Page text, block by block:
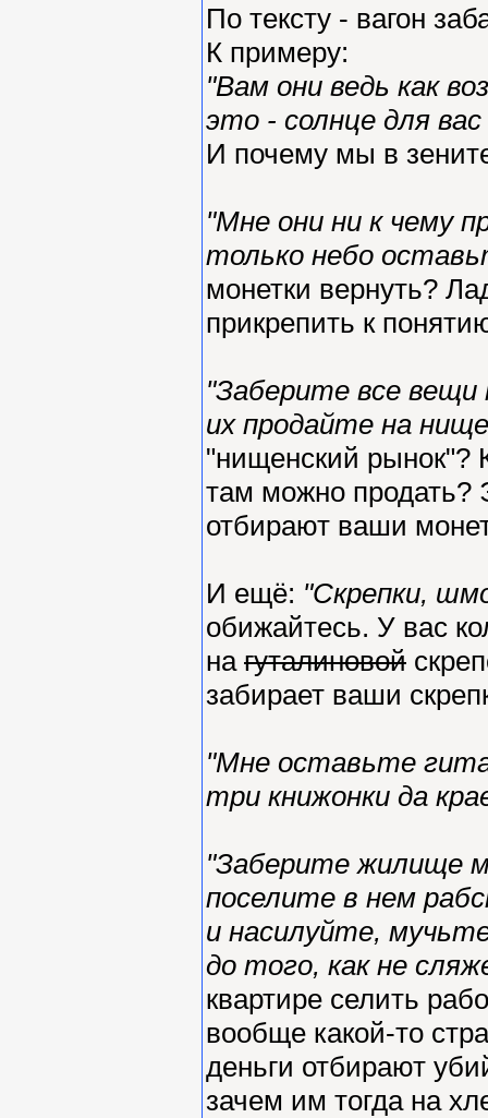
По тексту - вагон
К примеру:
"Вам они ведь как
это - солнце для
И почему мы в
"Мне они ни к чему
только небо
монетки вернуть?
прикрепить к
"Заберите все вещи
их продайте на
"нищенский рынок"?
там можно
отбирают ваши
И ещё: "Скрепки,
обижайтесь. У вас
на гуталиновой
забирает ваши
"Мне оставьте
три книжонки да
"Заберите жилище
поселите в нем
и насилуйте,
до того, как не
квартире селить
вообще какой-то
деньги отбирают
зачем им тогда на